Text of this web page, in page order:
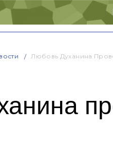
Любовь Духанина